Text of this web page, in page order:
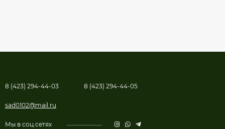
8 (423) 294-44-03 8 (423) 294-44-05
sad0102@mail.ru
Мы в соц.сетях